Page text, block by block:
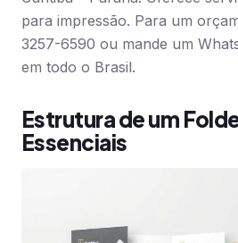
para impressão. Para um
3257-6590 ou mande um
em todo o Brasil.
Estrutura de um
Essenciais